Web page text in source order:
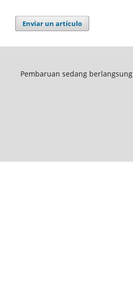
Enviar un artículo
Pembaruan sedang berlangsung